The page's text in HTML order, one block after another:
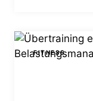
FITNESS